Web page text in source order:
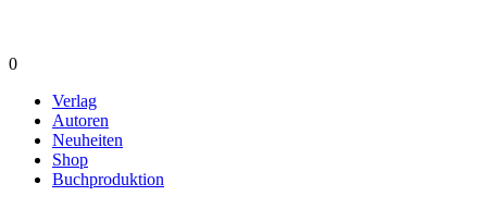
0
Verlag
Autoren
Neuheiten
Shop
Buchproduktion